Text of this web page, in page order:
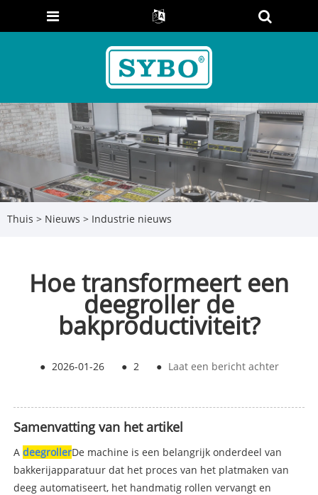
Thuis > Nieuws > Industrie nieuws
Hoe transformeert een
deegroller de
bakproductiviteit?
● 2026-01-26 ● 2 ● Laat een bericht achter
Samenvatting van het artikel
A deegrollerDe machine is een belangrijk onderdeel van
bakkerijapparatuur dat het proces van het platmaken van
deeg automatiseert, het handmatig rollen vervangt en